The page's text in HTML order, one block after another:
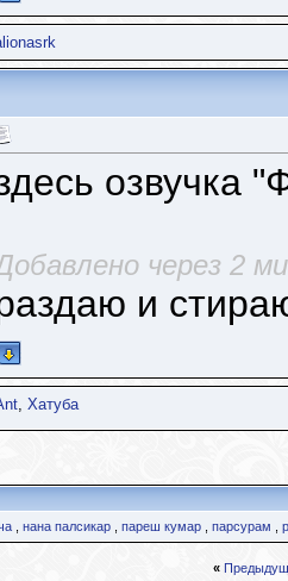
озвучка
через 2
и
, Хатуба
нана палсикар пареш кумар парсурам
«